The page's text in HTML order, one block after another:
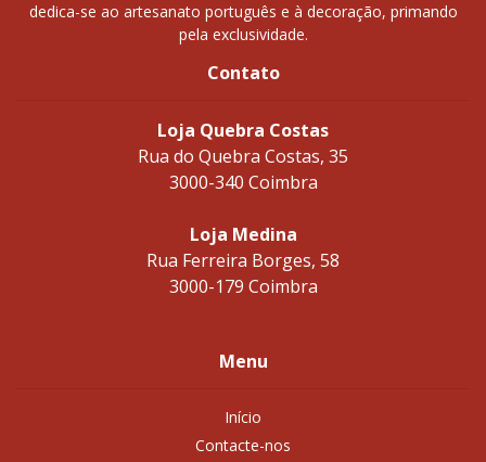
dedica-se ao artesanato português e à decoração, primando
pela exclusividade.
Contato
Loja Quebra Costas
Rua do Quebra Costas, 35
3000-340 Coimbra
Loja Medina
Rua Ferreira Borges, 58
3000-179 Coimbra
Menu
Início
Contacte-nos